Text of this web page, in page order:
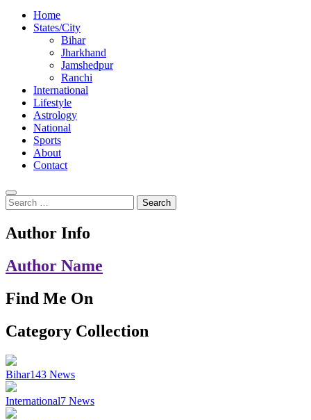
Home
States/City
Bihar
Jharkhand
Jamshedpur
Ranchi
International
Lifestyle
Astrology
National
Sports
About
Contact
Search
for:
Author Info
Author Name
Find Me On
Category Collection
Bihar143 News
International7 News